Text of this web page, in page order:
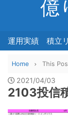
億
運用実績 積立
Home This
2021/04/03
2103投信